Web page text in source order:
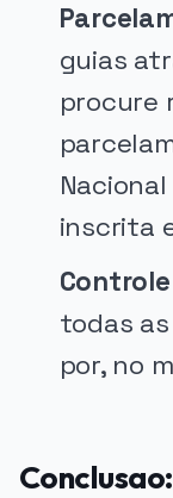
guias
procure
inscrita
todas
por, no